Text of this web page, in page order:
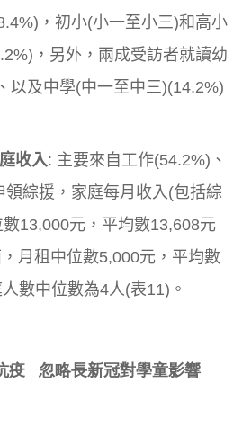
，初小(小一至小三)和高小
，另外，兩成受訪者就讀幼
以及中學(中一至中三)(14.2%)
收入: 主要來自工作(54.2%)、
領綜援，家庭每月收入(包括綜
數13,000元，平均數13,608元
月租中位數5,000元，平均數
數中位數為4人(表11)。
疫 忽略長新冠對學童影響